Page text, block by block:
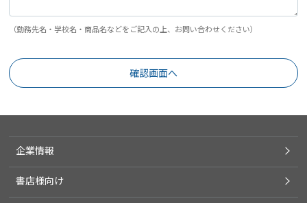
（勤務先名・学校名・商品名などをご記入の上、お問い合わせください）
企業情報
書店様向け